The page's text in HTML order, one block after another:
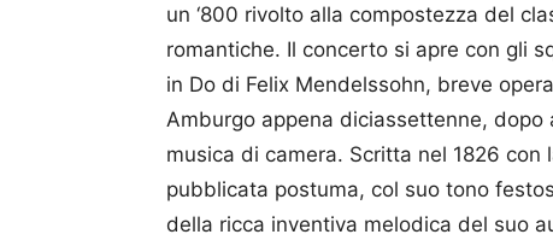
un ‘800 rivolto alla compostezza del
romantiche. Il concerto si apre con gli
in Do di Felix Mendelssohn, breve
Amburgo appena diciassettenne,
musica di camera. Scritta nel 1826
pubblicata postuma, col suo tono
della ricca inventiva melodica del suo